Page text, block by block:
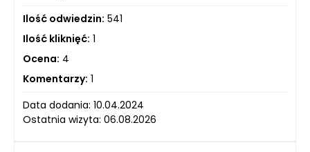
Ilość odwiedzin: 541
Ilość kliknięć: 1
Ocena: 4
Komentarzy: 1
Data dodania: 10.04.2024
Ostatnia wizyta: 06.08.2026